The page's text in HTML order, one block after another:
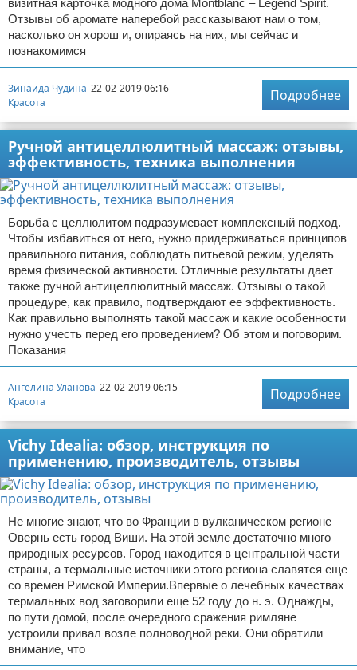
визитная карточка модного дома Montblanc – Legend Spirit.
Отзывы об аромате наперебой рассказывают нам о том,
насколько он хорош и, опираясь на них, мы сейчас и
познакомимся
Зинаида Чудина 22-02-2019 06:16
Красота
Подробнее
Ручной антицеллюлитный массаж: отзывы,
эффективность, техника выполнения
Борьба с целлюлитом подразумевает комплексный подход.
Чтобы избавиться от него, нужно придерживаться принципов
правильного питания, соблюдать питьевой режим, уделять
время физической активности. Отличные результаты дает
также ручной антицеллюлитный массаж. Отзывы о такой
процедуре, как правило, подтверждают ее эффективность.
Как правильно выполнять такой массаж и какие особенности
нужно учесть перед его проведением? Об этом и поговорим.
Показания
Ангелина Уланова 22-02-2019 06:15
Красота
Подробнее
Vichy Idealia: обзор, инструкция по
применению, производитель, отзывы
Не многие знают, что во Франции в вулканическом регионе
Овернь есть город Виши. На этой земле достаточно много
природных ресурсов. Город находится в центральной части
страны, а термальные источники этого региона славятся еще
со времен Римской Империи.Впервые о лечебных качествах
термальных вод заговорили еще 52 году до н. э. Однажды,
по пути домой, после очередного сражения римляне
устроили привал возле полноводной реки. Они обратили
внимание, что